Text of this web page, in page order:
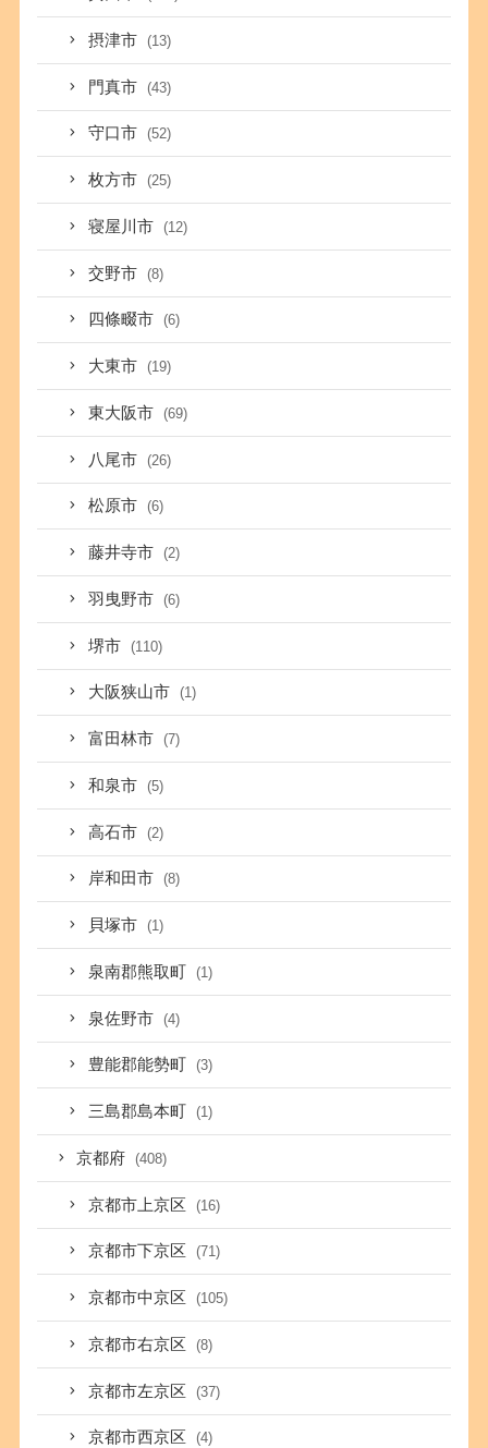
摂津市 (13)
門真市 (43)
守口市 (52)
枚方市 (25)
寝屋川市 (12)
交野市 (8)
四條畷市 (6)
大東市 (19)
東大阪市 (69)
八尾市 (26)
松原市 (6)
藤井寺市 (2)
羽曳野市 (6)
堺市 (110)
大阪狭山市 (1)
富田林市 (7)
和泉市 (5)
高石市 (2)
岸和田市 (8)
貝塚市 (1)
泉南郡熊取町 (1)
泉佐野市 (4)
豊能郡能勢町 (3)
三島郡島本町 (1)
京都府 (408)
京都市上京区 (16)
京都市下京区 (71)
京都市中京区 (105)
京都市右京区 (8)
京都市左京区 (37)
京都市西京区 (4)